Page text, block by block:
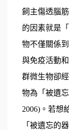
飼主傷透腦
的因素就是
物不僅關係
與免疫活動
群微生物卻
物為「被遺忘
2006)。若想
「被遺忘的